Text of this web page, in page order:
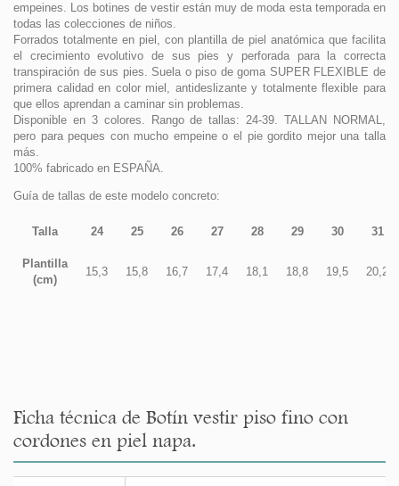
empeines. Los botines de vestir están muy de moda esta temporada en
todas las colecciones de niños.
Forrados totalmente en piel, con plantilla de piel anatómica que facilita
el crecimiento evolutivo de sus pies y perforada para la correcta
transpiración de sus pies. Suela o piso de goma SUPER FLEXIBLE de
primera calidad en color miel, antideslizante y totalmente flexible para
que ellos aprendan a caminar sin problemas.
Disponible en 3 colores. Rango de tallas: 24-39. TALLAN NORMAL,
pero para peques con mucho empeine o el pie gordito mejor una talla
más.
100% fabricado en ESPAÑA.
Guía de tallas de este modelo concreto:
Talla 24 25 26 27 28 29 30 31
Plantilla
(cm)
15,3 15,8 16,7 17,4 18,1 18,8 19,5 20,2
Ficha técnica de Botín vestir piso fino con
cordones en piel napa.